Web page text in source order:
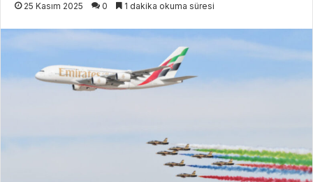
25 Kasım 2025 0 1 dakika okuma süresi